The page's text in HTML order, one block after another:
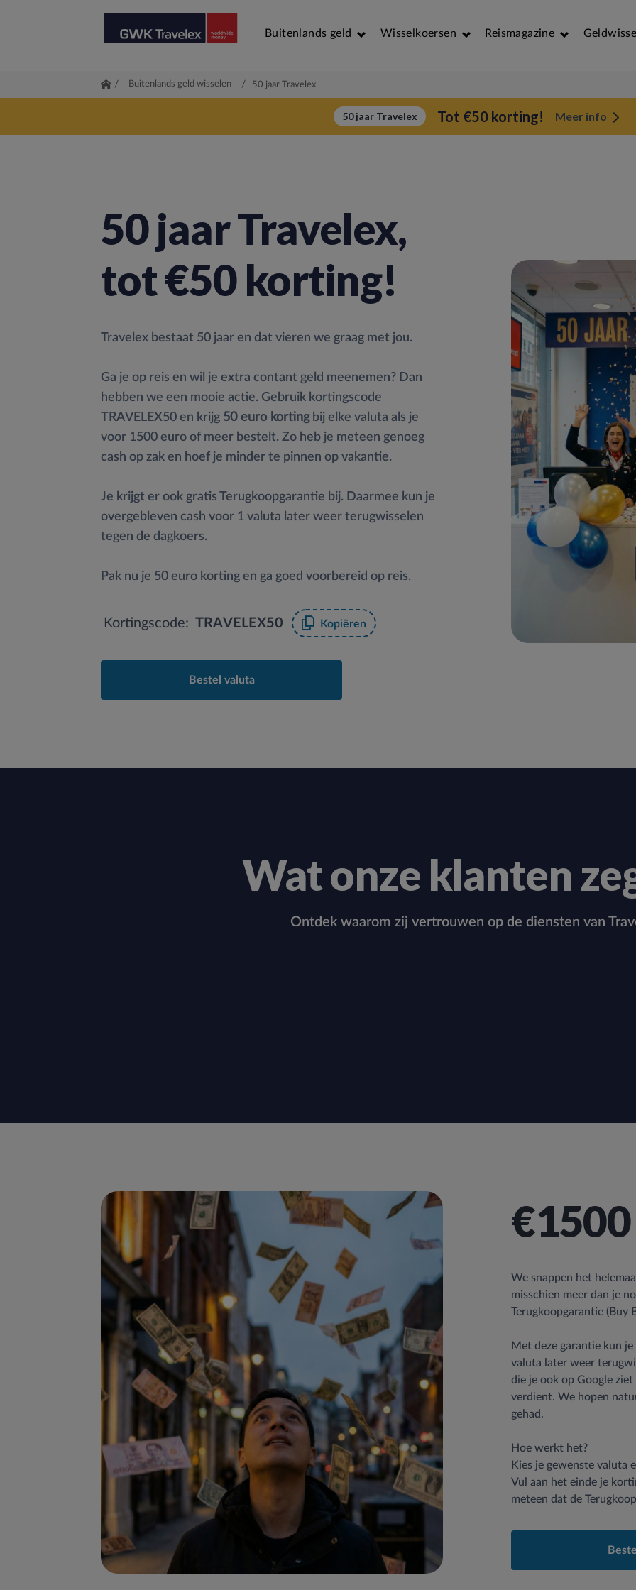
Buitenlands geld Wisselkoersen Reismagazine
/ Buitenlands geld wisselen / 50 jaar Travelex
50 jaar Travelex Tot €50 korting! Meer info
50 jaar Travelex,
tot €50 korting!
Travelex bestaat 50 jaar en dat vieren we graag met jou.
Ga je op reis en wil je extra contant geld meenemen? Dan
hebben we een mooie actie. Gebruik kortingscode
TRAVELEX50 en krijg 50 euro kortingbij elke valuta als je
voor 1500 euro of meer bestelt. Zo heb je meteen genoeg
cash op zak en hoef je minder te pinnen op vakantie.
Je krijgt er ook gratis Terugkoopgarantie bij. Daarmee kun je
overgebleven cash voor 1 valuta later weer terugwisselen
tegen de dagkoers.
Pak nu je 50 euro korting en ga goed voorbereid op reis.
Kortingscode: TRAVELEX50 Kopiëren
Bestel valuta
Wat onze klanten
Ontdek waarom zij vertrouwen op de diensten van
We snappen het
misschien meer dan je
Terugkoopgarantie (Buy
Met deze garantie kun
valuta later weer
die je ook op Google
verdient. We hopen
gehad.
Hoe werkt het?
Kies je gewenste valuta
Vul aan het einde je
meteen dat de